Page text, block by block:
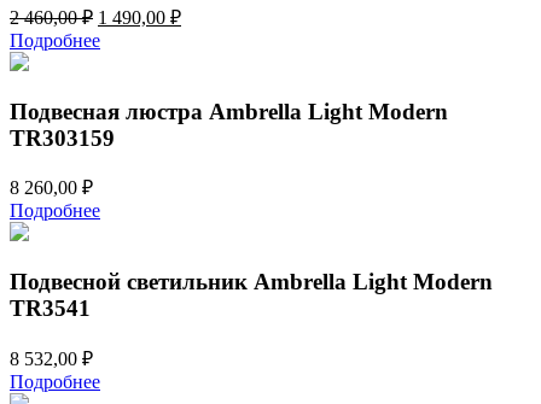
2 460,00₽ Первоначальная
цена
составляла
1 490,00 ₽Текущая
Подробнее
Подвесная люстра Ambrella Light Modern
TR303159
8 260,00 ₽
Подробнее
Подвесной светильник Ambrella Light Modern
TR3541
8 532,00 ₽
Подробнее